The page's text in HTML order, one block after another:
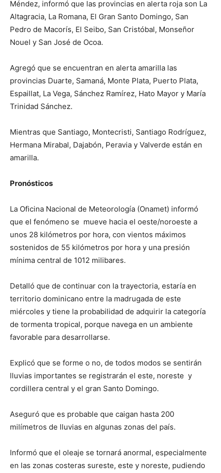
Méndez, informó que las provincias en alerta roja son La
Altagracia, La Romana, El Gran Santo Domingo, San
Pedro de Macorís, El Seibo, San Cristóbal, Monseñor
Nouel y San José de Ocoa.
Agregó que se encuentran en alerta amarilla las
provincias Duarte, Samaná, Monte Plata, Puerto Plata,
Espaillat, La Vega, Sánchez Ramírez, Hato Mayor y María
Trinidad Sánchez.
Mientras que Santiago, Montecristi, Santiago Rodríguez,
Hermana Mirabal, Dajabón, Peravia y Valverde están en
amarilla.
Pronósticos
La Oficina Nacional de Meteorología (Onamet) informó
que el fenómeno se mueve hacia el oeste/noroeste a
unos 28 kilómetros por hora, con vientos máximos
sostenidos de 55 kilómetros por hora y una presión
mínima central de 1012 milibares.
Detalló que de continuar con la trayectoria, estaría en
territorio dominicano entre la madrugada de este
miércoles y tiene la probabilidad de adquirir la categoría
de tormenta tropical, porque navega en un ambiente
favorable para desarrollarse.
Explicó que se forme o no, de todos modos se sentirán
lluvias importantes se registrarán el este, noreste y
cordillera central y el gran Santo Domingo.
Aseguró que es probable que caigan hasta 200
milímetros de lluvias en algunas zonas del país.
Informó que el oleaje se tornará anormal, especialmente
en las zonas costeras sureste, este y noreste, pudiendo